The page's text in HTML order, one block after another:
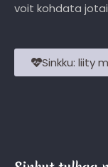
voit kohdata
Sinkku: liity